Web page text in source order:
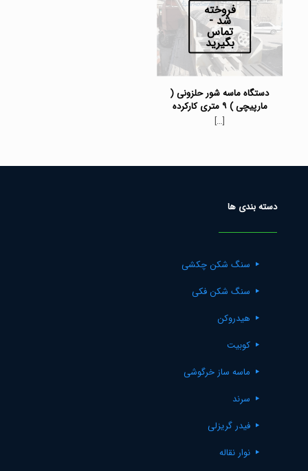
فروخته
شد -
تماس
بگیرید
دستگاه ماسه شور حلزونی (
مارپیچی ) ۹ متری کارکرده
[…]
دسته بندی ها
سنگ شکن چکشی
سنگ شکن فکی
هیدروکن
کوبیت
ماسه ساز خرگوشی
سرند
فیدر گریزلی
نوار نقاله